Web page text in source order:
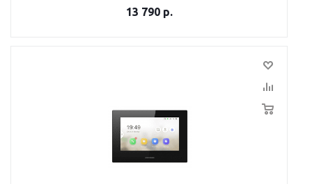
13 790 р.